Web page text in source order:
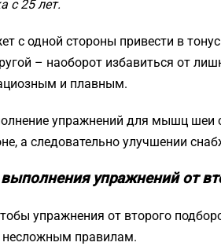
с 25 лет.
с одной стороны привести в
– наоборот избавиться от
и плавным.
упражнений для мышц шеи
а следовательно улучшении
упражнений от
упражнения от второго
несложным правилам.